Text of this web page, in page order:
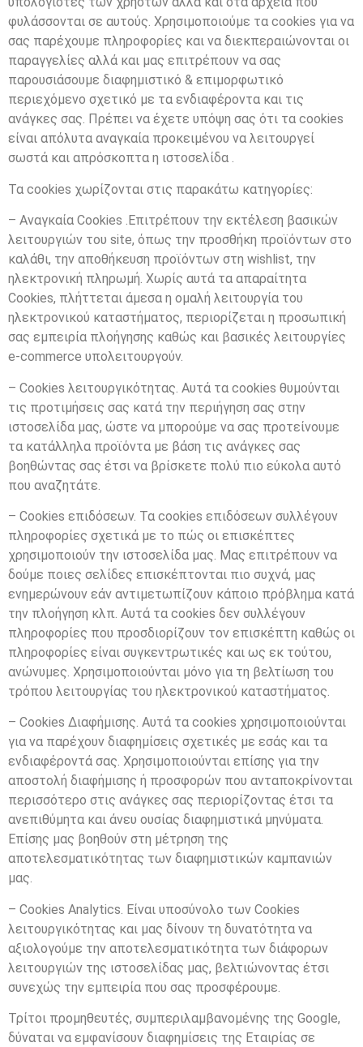
φυλάσσονται σε αυτούς. Χρησιμοποιούμε τα cookies για να
σας παρέχουμε πληροφορίες και να διεκπεραιώνονται οι
παραγγελίες αλλά και μας επιτρέπουν να σας
παρουσιάσουμε διαφημιστικό & επιμορφωτικό
περιεχόμενο σχετικό με τα ενδιαφέροντα και τις
ανάγκες σας. Πρέπει να έχετε υπόψη σας ότι τα cookies
είναι απόλυτα αναγκαία προκειμένου να λειτουργεί
σωστά και απρόσκοπτα η ιστοσελίδα .
Τα cookies χωρίζονται στις παρακάτω κατηγορίες:
– Αναγκαία Cookies .Επιτρέπουν την εκτέλεση βασικών
λειτουργιών του site, όπως την προσθήκη προϊόντων στο
καλάθι, την αποθήκευση προϊόντων στη wishlist, την
ηλεκτρονική πληρωμή. Χωρίς αυτά τα απαραίτητα
Cookies, πλήττεται άμεσα η ομαλή λειτουργία του
ηλεκτρονικού καταστήματος, περιορίζεται η προσωπική
σας εμπειρία πλοήγησης καθώς και βασικές λειτουργίες
e-commerce υπολειτουργούν.
– Cookies λειτουργικότητας. Αυτά τα cookies θυμούνται
τις προτιμήσεις σας κατά την περιήγηση σας στην
ιστοσελίδα μας, ώστε να μπορούμε να σας προτείνουμε
τα κατάλληλα προϊόντα με βάση τις ανάγκες σας
βοηθώντας σας έτσι να βρίσκετε πολύ πιο εύκολα αυτό
που αναζητάτε.
– Cookies επιδόσεων. Τα cookies επιδόσεων συλλέγουν
πληροφορίες σχετικά με το πώς οι επισκέπτες
χρησιμοποιούν την ιστοσελίδα μας. Μας επιτρέπουν να
δούμε ποιες σελίδες επισκέπτονται πιο συχνά, μας
ενημερώνουν εάν αντιμετωπίζουν κάποιο πρόβλημα κατά
την πλοήγηση κλπ. Αυτά τα cookies δεν συλλέγουν
πληροφορίες που προσδιορίζουν τον επισκέπτη καθώς οι
πληροφορίες είναι συγκεντρωτικές και ως εκ τούτου,
ανώνυμες. Χρησιμοποιούνται μόνο για τη βελτίωση του
τρόπου λειτουργίας του ηλεκτρονικού καταστήματος.
– Cookies Διαφήμισης. Αυτά τα cookies χρησιμοποιούνται
για να παρέχουν διαφημίσεις σχετικές με εσάς και τα
ενδιαφέροντά σας. Χρησιμοποιούνται επίσης για την
αποστολή διαφήμισης ή προσφορών που ανταποκρίνονται
περισσότερο στις ανάγκες σας περιορίζοντας έτσι τα
ανεπιθύμητα και άνευ ουσίας διαφημιστικά μηνύματα.
Επίσης μας βοηθούν στη μέτρηση της
αποτελεσματικότητας των διαφημιστικών καμπανιών
μας.
– Cookies Analytics. Είναι υποσύνολο των Cookies
λειτουργικότητας και μας δίνουν τη δυνατότητα να
αξιολογούμε την αποτελεσματικότητα των διάφορων
λειτουργιών της ιστοσελίδας μας, βελτιώνοντας έτσι
συνεχώς την εμπειρία που σας προσφέρουμε.
Τρίτοι προμηθευτές, συμπεριλαμβανομένης της Google,
δύναται να εμφανίσουν διαφημίσεις της Εταιρίας σε